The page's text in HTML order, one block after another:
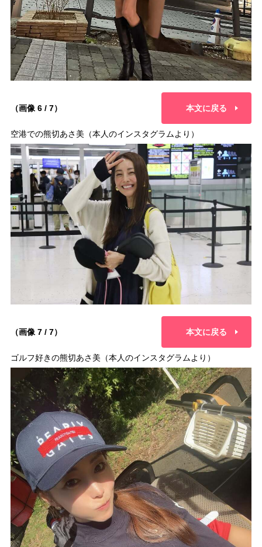
（画像 6 / 7） 本文に戻る
空港での熊切あさ美（本人のインスタグラムより）
（画像 7 / 7） 本文に戻る
ゴルフ好きの熊切あさ美（本人のインスタグラムより）